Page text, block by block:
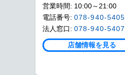
営業時間: 10:00～21:00
電話番号: 078-940-5405
法人窓口: 078-940-5407
店舗情報を見る